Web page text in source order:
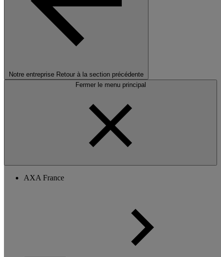
Notre entreprise Retour à la section précédente
Fermer le menu principal
AXA France